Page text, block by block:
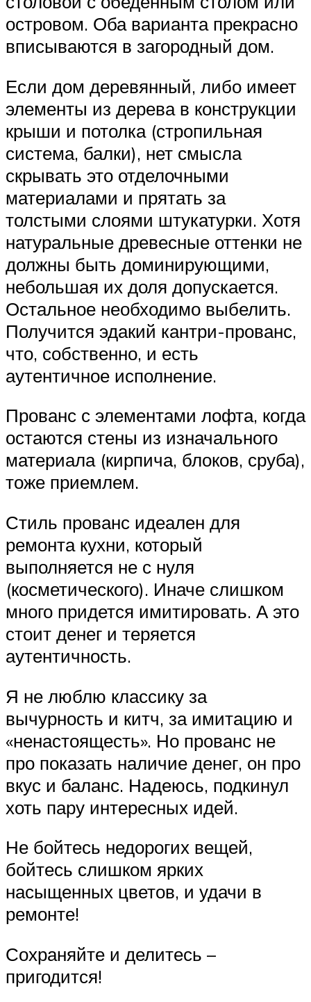
островом. Оба варианта прекрасно
вписываются в загородный дом.
Если дом деревянный, либо имеет
элементы из дерева в конструкции
крыши и потолка (стропильная
система, балки), нет смысла
скрывать это отделочными
материалами и прятать за
толстыми слоями штукатурки. Хотя
натуральные древесные оттенки не
должны быть доминирующими,
небольшая их доля допускается.
Остальное необходимо выбелить.
Получится эдакий кантри-прованс,
что, собственно, и есть
аутентичное исполнение.
Прованс с элементами лофта, когда
остаются стены из изначального
материала (кирпича, блоков, сруба),
тоже приемлем.
Стиль прованс идеален для
ремонта кухни, который
выполняется не с нуля
(косметического). Иначе слишком
много придется имитировать. А это
стоит денег и теряется
аутентичность.
Я не люблю классику за
вычурность и китч, за имитацию и
«ненастоящесть». Но прованс не
про показать наличие денег, он про
вкус и баланс. Надеюсь, подкинул
хоть пару интересных идей.
Не бойтесь недорогих вещей,
бойтесь слишком ярких
насыщенных цветов, и удачи в
ремонте!
Сохраняйте и делитесь –
пригодится!